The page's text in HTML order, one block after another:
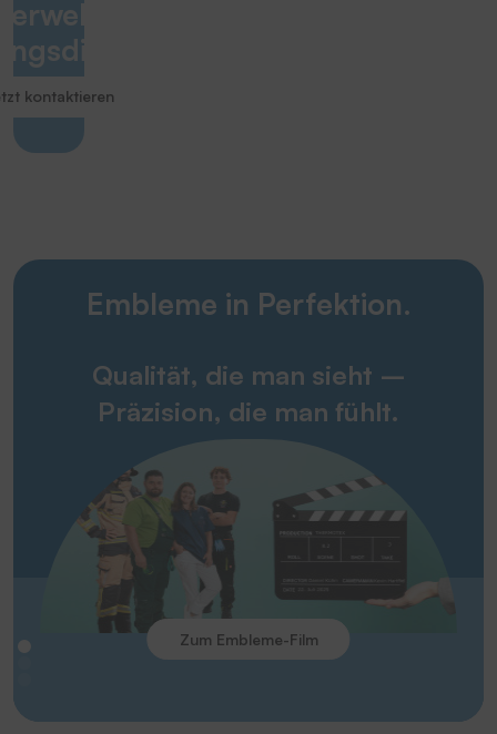
&
kontaktieren
Embleme in Perfektion.
Qualität, die man sieht –
Präzision, die man fühlt.
Zum Embleme-Film